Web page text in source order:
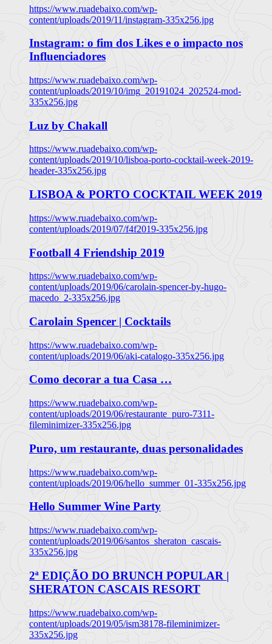
https://www.ruadebaixo.com/wp-
content/uploads/2019/11/instagram-335x256.jpg
Instagram: o fim dos Likes e o impacto nos
Influenciadores
https://www.ruadebaixo.com/wp-
content/uploads/2019/10/img_20191024_202524-mod-
335x256.jpg
Luz by Chakall
https://www.ruadebaixo.com/wp-
content/uploads/2019/10/lisboa-porto-cocktail-week-2019-
header-335x256.jpg
LISBOA & PORTO COCKTAIL WEEK 2019
https://www.ruadebaixo.com/wp-
content/uploads/2019/07/f4f2019-335x256.jpg
Football 4 Friendship 2019
https://www.ruadebaixo.com/wp-
content/uploads/2019/06/carolain-spencer-by-hugo-
macedo_2-335x256.jpg
Carolain Spencer | Cocktails
https://www.ruadebaixo.com/wp-
content/uploads/2019/06/aki-catalogo-335x256.jpg
Como decorar a tua Casa …
https://www.ruadebaixo.com/wp-
content/uploads/2019/06/restaurante_puro-7311-
fileminimizer-335x256.jpg
Puro, um restaurante, duas personalidades
https://www.ruadebaixo.com/wp-
content/uploads/2019/06/hello_summer_01-335x256.jpg
Hello Summer Wine Party
https://www.ruadebaixo.com/wp-
content/uploads/2019/06/santos_sheraton_cascais-
335x256.jpg
2ª EDIÇÃO DO BRUNCH POPULAR |
SHERATON CASCAIS RESORT
https://www.ruadebaixo.com/wp-
content/uploads/2019/05/ism38178-fileminimizer-
335x256.jpg